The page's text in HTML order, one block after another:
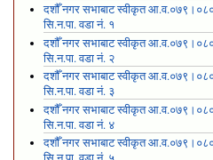
दशौँ नगर सभाबाट स्वीकृत
सि.न.पा. वडा नं. १
दशौँ नगर सभाबाट स्वीकृत
सि.न.पा. वडा नं. २
दशौँ नगर सभाबाट स्वीकृत
सि.न.पा. वडा नं. ३
दशौँ नगर सभाबाट स्वीकृत
सि.न.पा. वडा नं. ४
दशौँ नगर सभाबाट स्वीकृत